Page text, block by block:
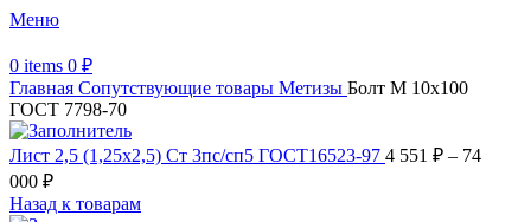
Меню
0 items 0 ₽
Главная Сопутствующие товары Метизы Болт М 10х100
ГОСТ 7798-70
Лист 2,5 (1,25х2,5) Ст 3пс/сп5 ГОСТ16523-97 4 551 ₽ – 74
000 ₽
Назад к товарам